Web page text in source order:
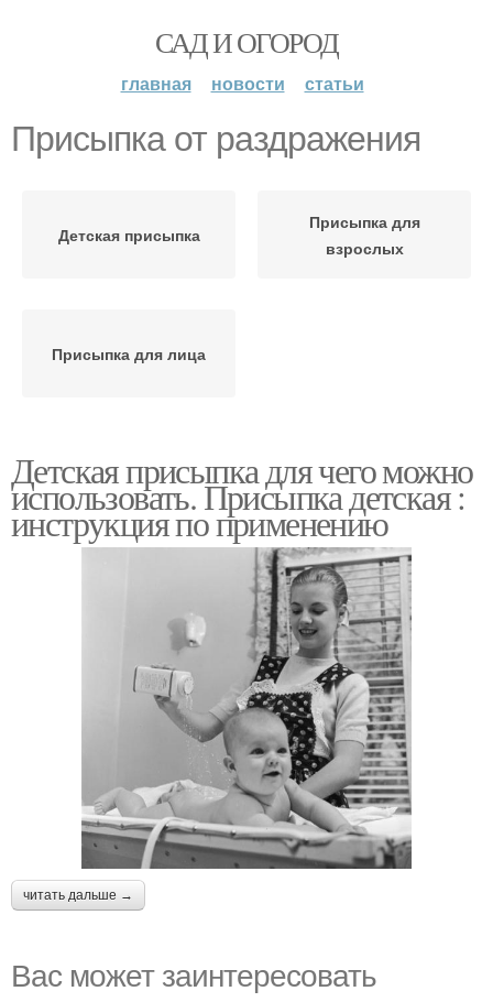
САД И ОГОРОД
главная новости статьи
Присыпка от раздражения
Детская присыпка
Присыпка для
взрослых
Присыпка для лица
Детская присыпка для чего можно
использовать. Присыпка детская :
инструкция по применению
читать дальше →
Вас может заинтересовать